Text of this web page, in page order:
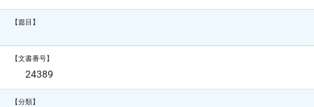
【篇目】
【文書番号】
24389
【分類】